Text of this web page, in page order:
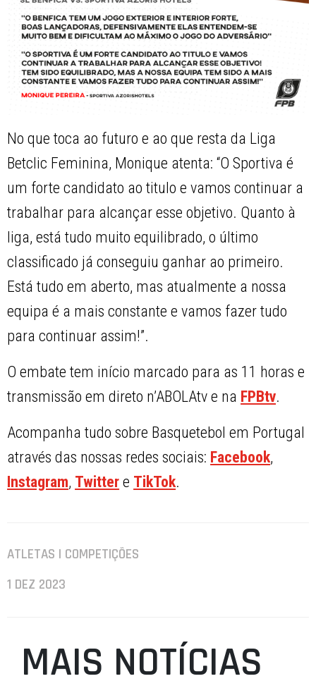
No que toca ao futuro e ao que resta da Liga
Betclic Feminina, Monique atenta: “O Sportiva é
um forte candidato ao titulo e vamos continuar a
trabalhar para alcançar esse objetivo. Quanto à
liga, está tudo muito equilibrado, o último
classificado já conseguiu ganhar ao primeiro.
Está tudo em aberto, mas atualmente a nossa
equipa é a mais constante e vamos fazer tudo
para continuar assim!”.
O embate tem início marcado para as 11 horas e
transmissão em direto n’ABOLAtv e na FPBtv.
Acompanha tudo sobre Basquetebol em Portugal
através das nossas redes sociais: Facebook,
Instagram, Twitter e TikTok.
ATLETAS | COMPETIÇÕES
1 DEZ 2023
MAIS NOTÍCIAS